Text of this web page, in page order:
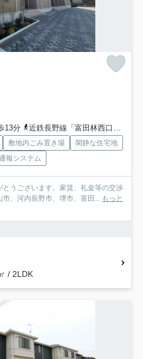
13分
近鉄長野線「富田林西口」駅 徒歩20分
敷地内ごみ置き場
閑静な住宅地
報システム
うございます。家賃、礼金等の交渉
、河内長野市、堺市、富田... もっと
/ 2LDK